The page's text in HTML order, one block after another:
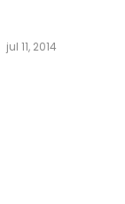
jul 11, 2014